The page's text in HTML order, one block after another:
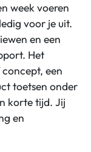
week voeren
voor je uit.
en een
Het
een
toetsen onder
korte tijd. Jij
en